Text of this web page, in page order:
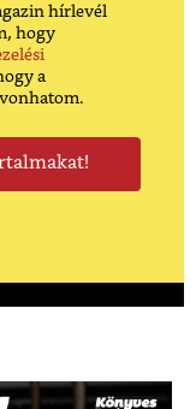
hírlevél
hogy
a